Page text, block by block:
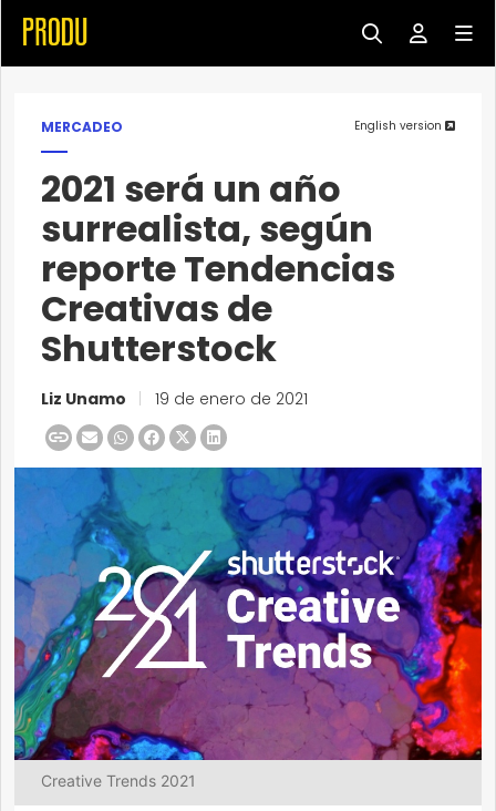
MERCADEO English version
2021 será un año
surrealista, según
reporte Tendencias
Creativas de
Shutterstock
Liz Unamo 19 de enero de 2021
Creative Trends 2021